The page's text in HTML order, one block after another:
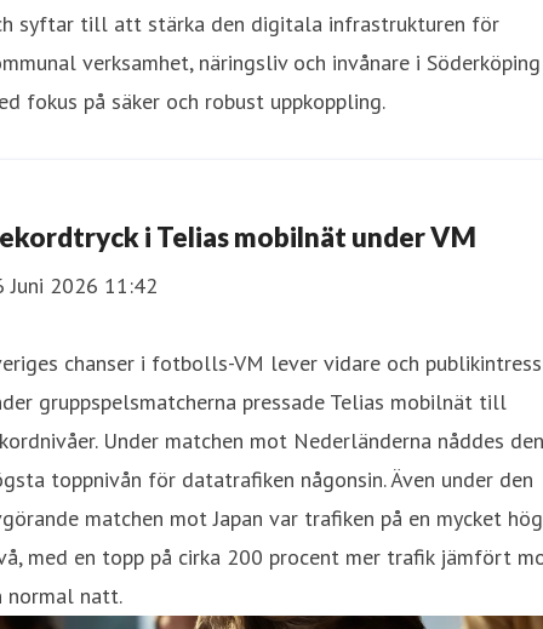
syftar till att stärka den digitala infrastrukturen för
verksamhet, näringsliv och invånare i
fokus på säker och robust uppkoppling.
i Telias mobilnät under VM
Juni 2026 11:42
chanser i fotbolls-VM lever vidare och
gruppspelsmatcherna pressade Telias mobilnät till
Under matchen mot Nederländerna nåddes den
toppnivån för datatrafiken någonsin. Även under den
matchen mot Japan var trafiken på en mycket hög
med en topp på cirka 200 procent mer trafik jämfört
normal natt.